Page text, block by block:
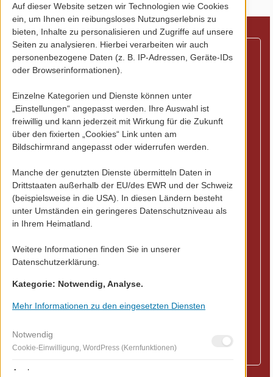
Passt die DNLA-
Potenzialanalyse
für Dich?
Gerne klären wir in einem
kurzen Gespräch,
für wen die Analyse in
Deinem Unternehmen
sinnvoll ist
welche Variante passt
konkret genutzt werden
können
⇒Vereinbare jetzt Deinen
Termin für ein
Auf dieser Website setzen wir Technologien wie Cookies
ein, um Ihnen ein reibungsloses Nutzungserlebnis zu
bieten, Inhalte zu personalisieren und Zugriffe auf unsere
Seiten zu analysieren. Hierbei verarbeiten wir auch
personenbezogene Daten (z. B. IP-Adressen, Geräte-IDs
oder Browserinformationen).
Einzelne Kategorien und Dienste können unter
„Einstellungen“ angepasst werden. Ihre Auswahl ist
freiwillig und kann jederzeit mit Wirkung für die Zukunft
über den fixierten „Cookies“ Link unten am
Bildschirmrand angepasst oder widerrufen werden.
Manche der genutzten Dienste übermitteln Daten in
Drittstaaten außerhalb der EU/des EWR und der Schweiz
(beispielsweise in die USA). In diesen Ländern besteht
unter Umständen ein geringeres Datenschutzniveau als
in Ihrem Heimatland.
Weitere Informationen finden Sie in unserer
Datenschutzerklärung.
Kategorie: Notwendig, Analyse.
Mehr Informationen zu den eingesetzten Diensten
Notwendig
Cookie-Einwilligung, WordPress (Kernfunktionen)
Analyse